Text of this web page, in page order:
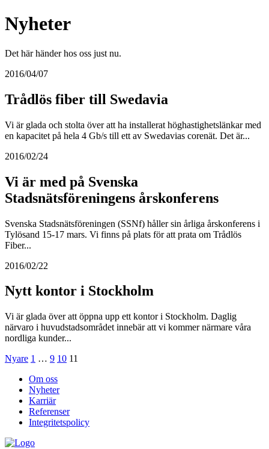
Nyheter
Det här händer hos oss just nu.
2016/04/07
Trådlös fiber till Swedavia
Vi är glada och stolta över att ha installerat höghastighetslänkar med
en kapacitet på hela 4 Gb/s till ett av Swedavias corenät. Det är...
2016/02/24
Vi är med på Svenska
Stadsnätsföreningens årskonferens
Svenska Stadsnätsföreningen (SSNf) håller sin årliga årskonferens i
Tylösand 15-17 mars. Vi finns på plats för att prata om Trådlös
Fiber...
2016/02/22
Nytt kontor i Stockholm
Vi är glada över att öppna upp ett kontor i Stockholm. Daglig
närvaro i huvudstadsområdet innebär att vi kommer närmare våra
nordliga kunder...
Nyare 1 … 9 10 11
Om oss
Nyheter
Karriär
Referenser
Integritetspolicy